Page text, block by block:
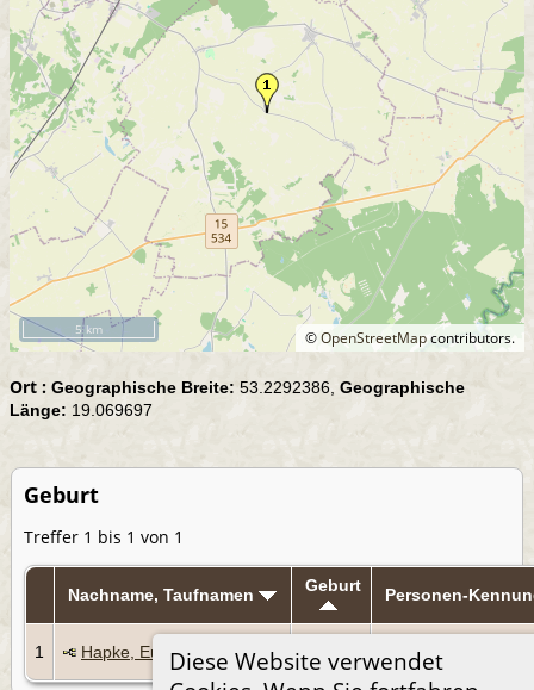
Diese Website verwendet
©OpenStreetMapcontributors.
5 km
Ort : Geographische Breite: 53.2292386, Geographische
Länge: 19.069697
Geburt
Treffer 1 bis 1 von 1
Nachname, Taufnamen Geburt Personen-
1 Hapke, Euphrosina
1812